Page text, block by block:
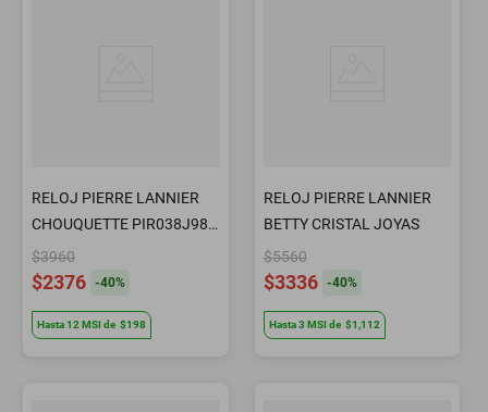
RELOJ PIERRE LANNIER
CHOUQUETTE PIR038J984
CRISTAL JOYAS
$3960
$2376 -40%
Hasta12MSIde $198
RELOJ PIERRE LANNIER
BETTY CRISTAL JOYAS
$5560
$3336 -40%
Hasta3 MSIde $1,112